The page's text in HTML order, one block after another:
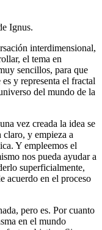
Ignus.
interdimensional,
el tema en
sencillos, para que
y representa el fractal
del mundo de la
vez creada la idea se
y empieza a
Y empleemos el
nos pueda ayudar a
superficialmente,
acuerdo en el proceso
pero es. Por cuanto
en el mundo